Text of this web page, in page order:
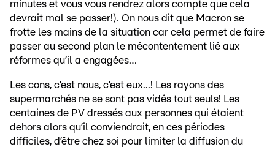
minutes et vous vous rendrez alors compte que cela
devrait mal se passer!). On nous dit que Macron se
frotte les mains de la situation car cela permet de faire
passer au second plan le mécontentement lié aux
réformes qu’il a engagées…
Les cons, c’est nous, c’est eux...! Les rayons des
supermarchés ne se sont pas vidés tout seuls! Les
centaines de PV dressés aux personnes qui étaient
dehors alors qu’il conviendrait, en ces périodes
difficiles, d’être chez soi pour limiter la diffusion du